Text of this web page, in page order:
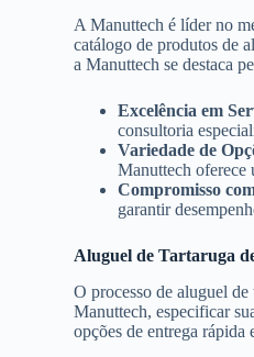
A Manuttech é líder no
catálogo de produtos de
a Manuttech se destaca
Excelência em
consultoria
Variedade de
Manuttech oferece
Compromisso
garantir
Aluguel de Tartaruga
O processo de aluguel
Manuttech, especificar
opções de entrega